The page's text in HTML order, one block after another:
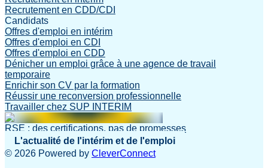
Recrutement en CDD/CDI
Candidats
Offres d'emploi en intérim
Offres d'emploi en CDI
Offres d'emploi en CDD
Dénicher un emploi grâce à une agence de travail
temporaire
Enrichir son CV par la formation
Réussir une reconversion professionnelle
Travailler chez SUP INTERIM
RSE : des certifications, pas de promesses
L'actualité de l'intérim et de l'emploi
© 2026 Powered by CleverConnect